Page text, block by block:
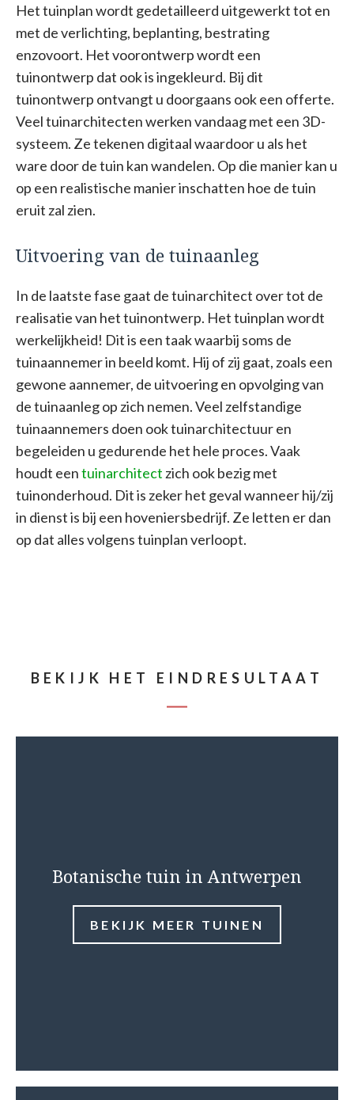
Het tuinplan wordt gedetailleerd uitgewerkt tot en
met de verlichting, beplanting, bestrating
enzovoort. Het voorontwerp wordt een
tuinontwerp dat ook is ingekleurd. Bij dit
tuinontwerp ontvangt u doorgaans ook een offerte.
Veel tuinarchitecten werken vandaag met een 3D-
systeem. Ze tekenen digitaal waardoor u als het
ware door de tuin kan wandelen. Op die manier kan u
op een realistische manier inschatten hoe de tuin
eruit zal zien.
Uitvoering van de tuinaanleg
In de laatste fase gaat de tuinarchitect over tot de
realisatie van het tuinontwerp. Het tuinplan wordt
werkelijkheid! Dit is een taak waarbij soms de
tuinaannemer in beeld komt. Hij of zij gaat, zoals een
gewone aannemer, de uitvoering en opvolging van
de tuinaanleg op zich nemen. Veel zelfstandige
tuinaannemers doen ook tuinarchitectuur en
begeleiden u gedurende het hele proces. Vaak
houdt eentuinarchitect zich ook bezig met
tuinonderhoud. Dit is zeker het geval wanneer hij/zij
in dienst is bij een hoveniersbedrijf. Ze letten er dan
op dat alles volgens tuinplan verloopt.
BEKIJK HET EINDRESULTAAT
Botanische tuin in Antwerpen
BEKIJK MEER TUINEN